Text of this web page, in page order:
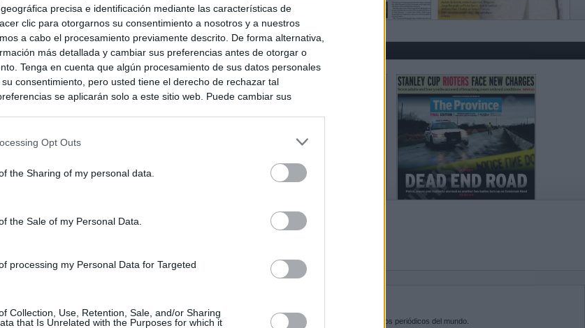
precisa e identificación mediante las características de
clic para otorgarnos su consentimiento a nosotros y a nuestros
a cabo el procesamiento previamente descrito. De forma alternativa,
más detallada y cambiar sus preferencias antes de otorgar o
Tenga en cuenta que algún procesamiento de sus datos personales
consentimiento, pero usted tiene el derecho de rechazar tal
se aplicarán solo a este sitio web. Puede cambiar sus
Opt Outs
the Sharing of my personal data.
the Sale of my Personal Data.
processing my Personal Data for Targeted
Collection, Use, Retention, Sale, and/or Sharing
that Is Unrelated with the Purposes for which it
los viajeros procedentes de Italia tras el rechazo de Kiosko.net es la puerta de entrada a los periódicos del mundo.